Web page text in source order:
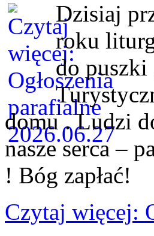
Dzisiaj
roku
do puszki
domu . Ludzi
nasze serca –
! Bóg zapłać!
Czytaj więcej: